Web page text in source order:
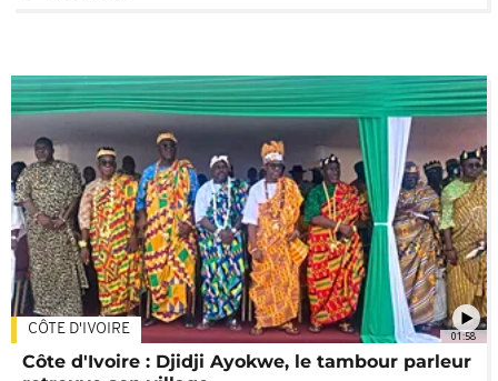
01:58
CÔTE D'IVOIRE
Côte d'Ivoire : Djidji Ayokwe, le tambour parleur